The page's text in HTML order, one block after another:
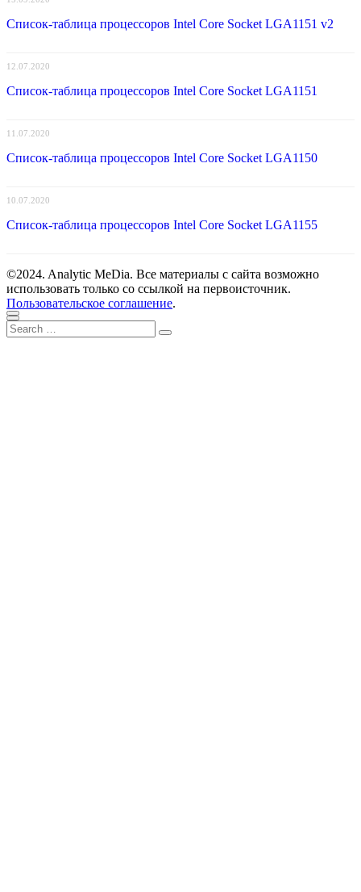
Список-таблица процессоров Intel Core Socket LGA1151 v2
12.07.2020
Список-таблица процессоров Intel Core Socket LGA1151
11.07.2020
Список-таблица процессоров Intel Core Socket LGA1150
10.07.2020
Список-таблица процессоров Intel Core Socket LGA1155
©2024. Analytic MeDia. Все материалы с сайта возможно
использовать только со ссылкой на первоисточник.
Пользовательское соглашение.
Scroll
to
Close
Search
for:
Search